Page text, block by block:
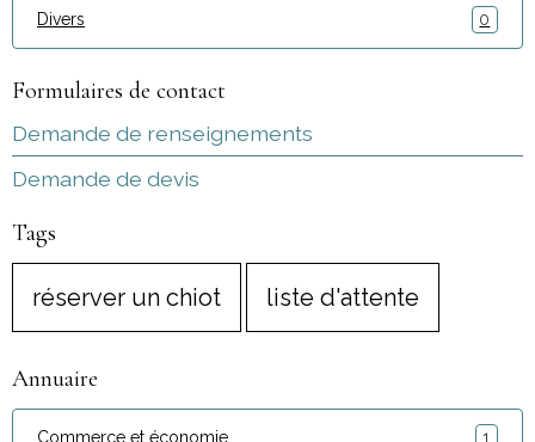
Divers 0
Formulaires de contact
Demande de renseignements
Demande de devis
Tags
réserver un chiot liste d'attente
Annuaire
Commerce et économie 1